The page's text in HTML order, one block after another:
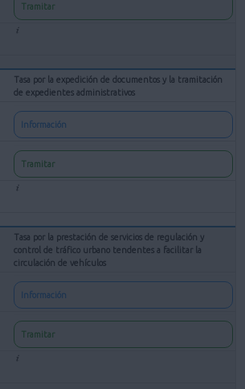
Tramitar
Tasa por la expedición de documentos y la tramitación
de expedientes administrativos
Información
Tramitar
Tasa por la prestación de servicios de regulación y
control de tráfico urbano tendentes a facilitar la
circulación de vehículos
Información
Tramitar